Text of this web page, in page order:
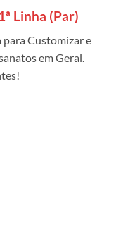
Linha (Par)
para Customizar e
em Geral.